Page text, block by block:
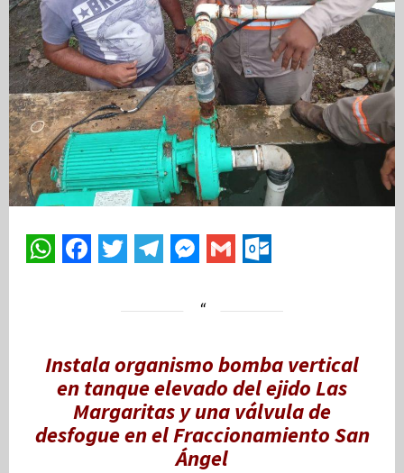
Instala organismo bomba vertical
en tanque elevado del ejido Las
Margaritas y una válvula de
desfogue en el Fraccionamiento San
Ángel